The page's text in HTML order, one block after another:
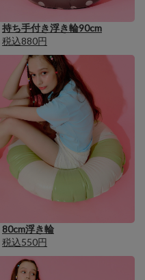
持ち手付き浮き輪90cm
税込880円
80cm浮き輪
税込550円